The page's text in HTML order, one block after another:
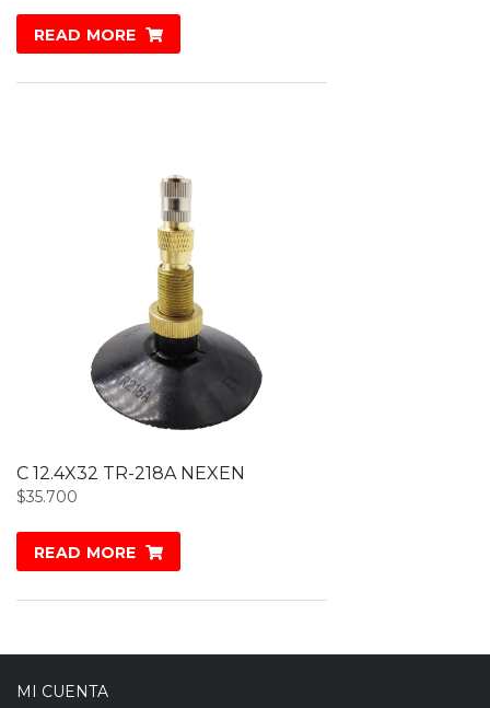
READ MORE
C 12.4X32 TR-218A NEXEN
$35.700
READ MORE
MI CUENTA